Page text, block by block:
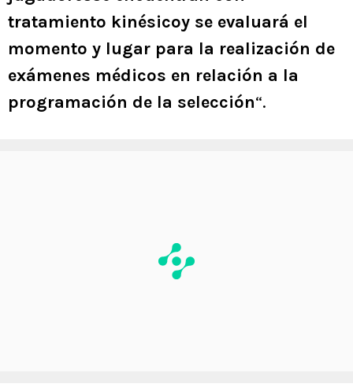
tratamiento kinésicoy se evaluará el
momento y lugar para la realización de
exámenes médicos en relación a la
programación de la selección“.